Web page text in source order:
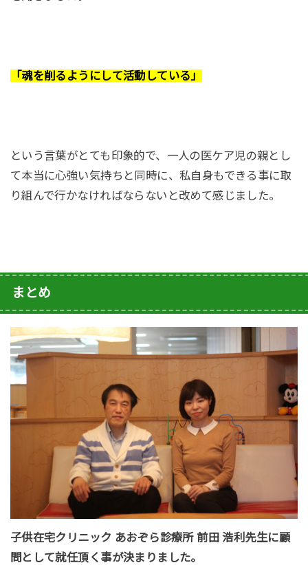
「魂を削るようにして活動している」
という言葉がとても印象的で、一人の医ケア児の親とし
て本当に心強い気持ちと同時に、私自身もできる事に取
り組んで行かなければならないと改めて感じました。
まとめ
子供在宅クリニック あおぞら診療所 前田 浩利先生に顧
問として就任頂く事が決まりました。